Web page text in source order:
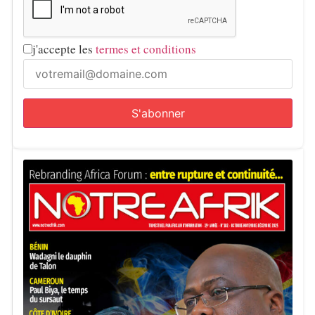
enceintes et des enfants, avaient été tués. Trois soldats
impliquant l’armée.
Dans l’ensemble, ce nouvel épisode souligne la
persistance d’une crise sécuritaire majeure dans les
régions anglophones camerounaises, malgré les appels
Notre Afrik avec AFP
j'accepte les termes et conditions